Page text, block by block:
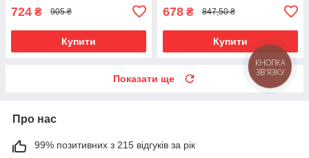
724 ₴ 905 ₴
Купити
678 ₴ 847,50 ₴
Купити
Показати ще
Про нас
99% позитивних з 215 відгуків за рік
КНОПКА
ЗВ'ЯЗКУ